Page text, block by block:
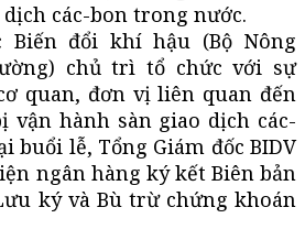
các-bon trong nước.
Biến đổi khí hậu (Bộ Nông
chủ trì tổ chức với sự
quan, đơn vị liên quan đến
vận hành sàn giao dịch các-
buổi lễ, Tổng Giám đốc BIDV
ngân hàng ký kết Biên bản
ký và Bù trừ chứng khoán